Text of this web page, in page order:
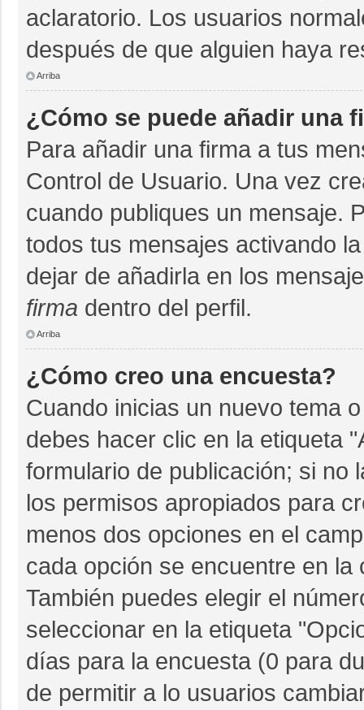
aclaratorio. Los usuarios
después de que alguien haya
Arriba
¿Cómo se puede añadir una
Para añadir una firma a tus
Control de Usuario. Una vez
cuando publiques un mensaje.
todos tus mensajes activando
dejar de añadirla en los
firma dentro del perfil.
Arriba
¿Cómo creo una encuesta?
Cuando inicias un nuevo tema
debes hacer clic en la etiqueta
formulario de publicación; si no
los permisos apropiados para
menos dos opciones en el
cada opción se encuentre en
También puedes elegir el
seleccionar en la etiqueta
días para la encuesta (0 para
de permitir a lo usuarios